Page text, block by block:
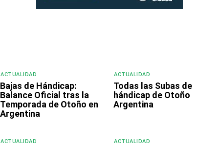
ACTUALIDAD
Bajas de Hándicap:
Balance Oficial tras la
Temporada de Otoño en
Argentina
ACTUALIDAD
Todas las Subas de
hándicap de Otoño
Argentina
ACTUALIDAD ACTUALIDAD